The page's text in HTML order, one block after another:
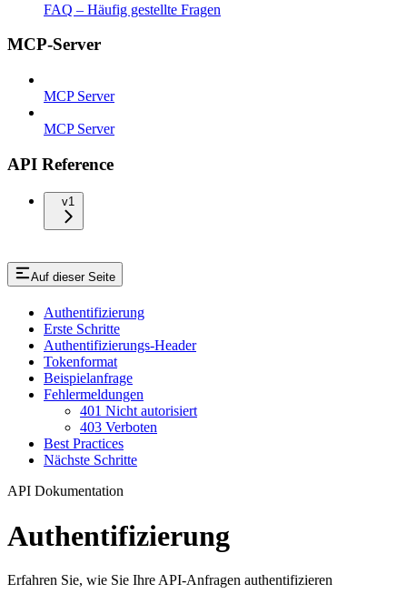
FAQ – Häufig gestellte Fragen
MCP-Server
MCP Server
MCP Server
API Reference
v1
Auf dieser Seite
Authentifizierung
Erste Schritte
Authentifizierungs-Header
Tokenformat
Beispielanfrage
Fehlermeldungen
401 Nicht autorisiert
403 Verboten
Best Practices
Nächste Schritte
API Dokumentation
Authentifizierung
Erfahren Sie, wie Sie Ihre API-Anfragen authentifizieren